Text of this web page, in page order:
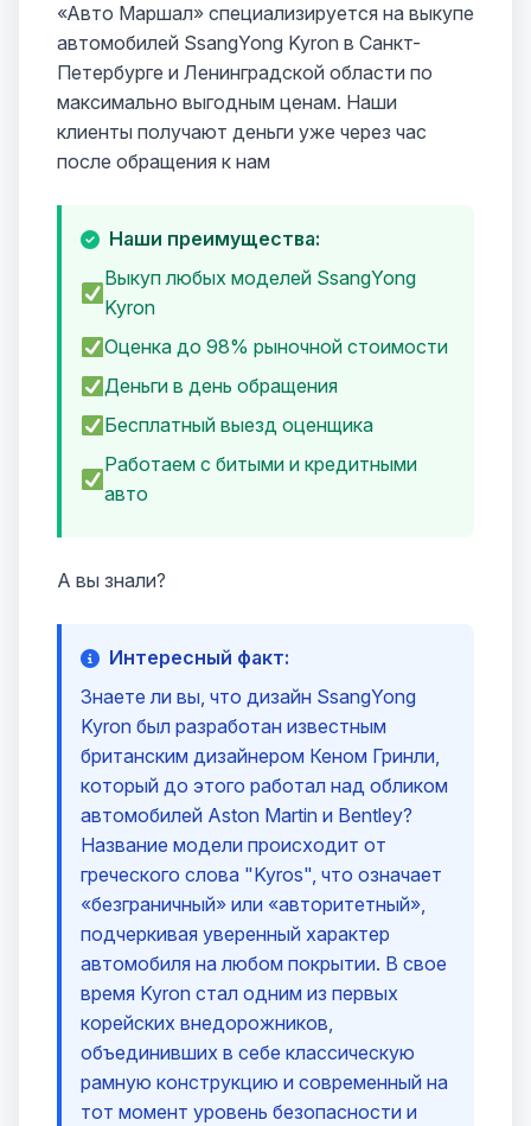
«Авто Маршал» специализируется на выкупе
автомобилей SsangYong Kyron в Санкт-
Петербурге и Ленинградской области по
максимально выгодным ценам. Наши
клиенты получают деньги уже через час
после обращения к нам
Наши преимущества:
Выкуп любых моделей SsangYong
Kyron
Оценка до 98% рыночной стоимости
Деньги в день обращения
Бесплатный выезд оценщика
Работаем с битыми и кредитными
авто
А вы знали?
Интересный факт:
Знаете ли вы, что дизайн SsangYong
Kyron был разработан известным
британским дизайнером Кеном Гринли,
который до этого работал над обликом
автомобилей Aston Martin и Bentley?
Название модели происходит от
греческого слова "Kyros", что означает
«безграничный» или «авторитетный»,
подчеркивая уверенный характер
автомобиля на любом покрытии. В свое
время Kyron стал одним из первых
корейских внедорожников,
объединивших в себе классическую
рамную конструкцию и современный на
тот момент уровень безопасности и